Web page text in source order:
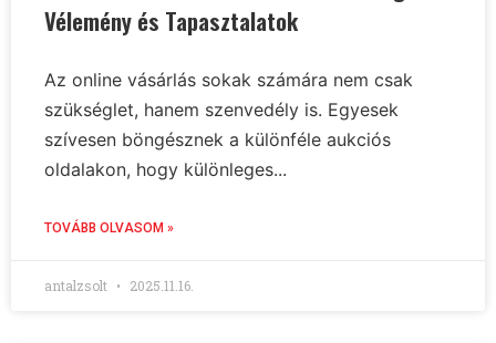
Vélemény és Tapasztalatok
Az online vásárlás sokak számára nem csak
szükséglet, hanem szenvedély is. Egyesek
szívesen böngésznek a különféle aukciós
oldalakon, hogy különleges...
TOVÁBB OLVASOM »
antalzsolt 2025.11.16.